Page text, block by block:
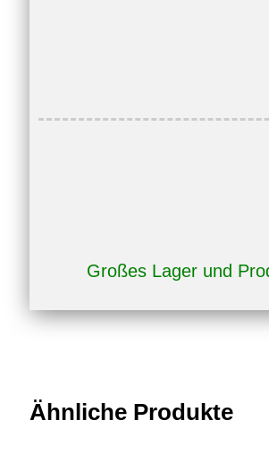
Großes Lager und
Ähnliche Produkte